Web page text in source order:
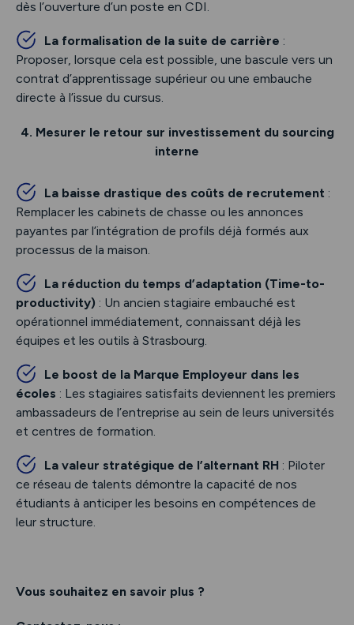
dès l’ouverture d’un poste en CDI.
La formalisation de la suite de carrière :
Proposer, lorsque cela est possible, une bascule vers un
contrat d’apprentissage supérieur ou une embauche
directe à l’issue du cursus.
4. Mesurer le retour sur investissement du sourcing
interne
La baisse drastique des coûts de recrutement :
Remplacer les cabinets de chasse ou les annonces
payantes par l’intégration de profils déjà formés aux
processus de la maison.
La réduction du temps d’adaptation (Time-to-
productivity) : Un ancien stagiaire embauché est
opérationnel immédiatement, connaissant déjà les
équipes et les outils à Strasbourg.
Le boost de la Marque Employeur dans les
écoles : Les stagiaires satisfaits deviennent les premiers
ambassadeurs de l’entreprise au sein de leurs universités
et centres de formation.
La valeur stratégique de l’alternant RH : Piloter
ce réseau de talents démontre la capacité de nos
étudiants à anticiper les besoins en compétences de
leur structure.
Vous souhaitez en savoir plus ?